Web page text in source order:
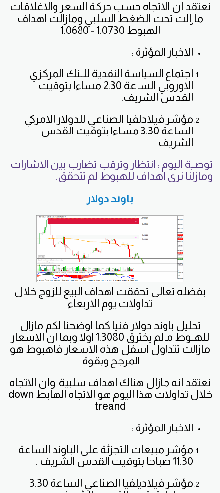
نعتقد ان الاتجاه حسب حركة السعر والاغلاقات
مازالت تحت الضغط السلبي ومازالت اهداف
الهبوط 1.0730 - 1.0680
الاخبار المؤثرة :
اجتماع السياسة النقدية للبنك المركزي
الاوروبي الساعة 2.30 مساءا بتوقيت
القدس الشريف.
مؤشر فيلادلفيا الصناعي للدولار الامركي
الساعة 3.30 مساءا بتوقيت القدس
الشريف
توصية اليوم : انتظار وترقب تضارب بين الاشارات
ومازلنا نرى اهداف للهبوط لم تتحقق.
باوند دولار
بفضله تعالى تحققت اهداف البيع للزوج خلال
تداولات يوم الاربعاء
تحليل باوند دولار فنيا كما اوضحنا لكم مازال
للهبوط مالم يخترق 1.3080 اولا وبما ان الاسعار
مازالت تتداول اسفل هذه الاسعار فاهبوط هو
المرجح وبقوة
نعتقد انه مازال هناك اهداف سلبية وان الاتجاه
خلال تداولات هذا اليوم هو الاتجاه الهابط down
treand
الاخبار المؤثرة :
مؤشر مبيعات التجزئة على الباوند الساعة
11.30 صباحا بتوقيت القدس الشريف .
مؤشر فيلاديلفيا الصناعي الساعة 3.30